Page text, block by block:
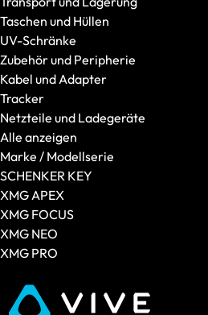
Taschen und Hüllen
UV-Schränke
Zubehör und Peripherie
Kabel und Adapter
Tracker
Netzteile und Ladegeräte
Alle anzeigen
Marke / Modellserie
SCHENKER KEY
XMG APEX
XMG FOCUS
XMG NEO
XMG PRO
Alle anzeigen
XMG APEX
XMG CORE
XMG EVO
XMG FOCUS
XMG FUSION
XMG NEO
XMG PRO
SCHENKER
Alle anzeigen
SCHENKER CONNECT
SCHENKER KEY
SCHENKER WORK
Displaygröße
15 Zoll